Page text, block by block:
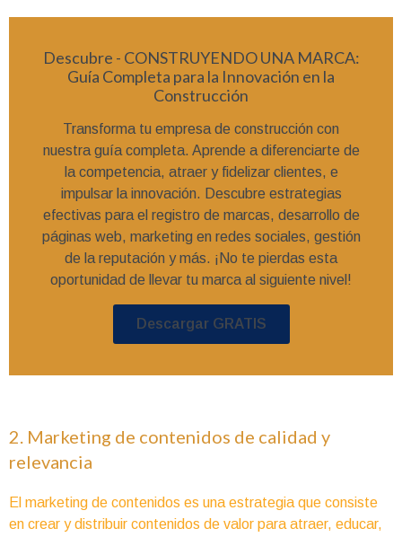
Descubre - CONSTRUYENDO UNA MARCA:
Guía Completa para la Innovación en la
Construcción
Transforma tu empresa de construcción con
nuestra guía completa. Aprende a diferenciarte de
la competencia, atraer y fidelizar clientes, e
impulsar la innovación. Descubre estrategias
efectivas para el registro de marcas, desarrollo de
páginas web, marketing en redes sociales, gestión
de la reputación y más. ¡No te pierdas esta
oportunidad de llevar tu marca al siguiente nivel!
Descargar GRATIS
2. Marketing de contenidos de calidad y
relevancia
El marketing de contenidos es una estrategia que consiste
en crear y distribuir contenidos de valor para atraer, educar,